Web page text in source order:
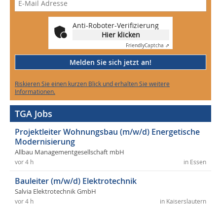
Anti-Roboter-Verifizierung
Hier klicken
FriendlyCaptcha ⇗
Melden Sie sich jetzt an!
Riskieren Sie einen kurzen Blick und erhalten Sie weitere
Informationen.
TGA Jobs
Projektleiter Wohnungsbau (m/w/d) Energetische
Modernisierung
Allbau Managementgesellschaft mbH
in Essen
vor 4 h
Bauleiter (m/w/d) Elektrotechnik
Salvia Elektrotechnik GmbH
in Kaiserslautern
vor 4 h